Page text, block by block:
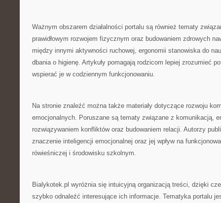
Ważnym obszarem działalności portalu są również tematy
prawidłowym rozwojem fizycznym oraz budowaniem zdrowych
między innymi aktywności ruchowej, ergonomii stanowiska do
dbania o higienę. Artykuły pomagają rodzicom lepiej zrozumieć
wspierać je w codziennym funkcjonowaniu.
Na stronie znaleźć można także materiały dotyczące rozwoju
emocjonalnych. Poruszane są tematy związane z komunikacją,
rozwiązywaniem konfliktów oraz budowaniem relacji. Autorzy
znaczenie inteligencji emocjonalnej oraz jej wpływ na
rówieśniczej i środowisku szkolnym.
Bialykotek.pl wyróżnia się intuicyjną organizacją treści, dzięki
szybko odnaleźć interesujące ich informacje. Tematyka portalu